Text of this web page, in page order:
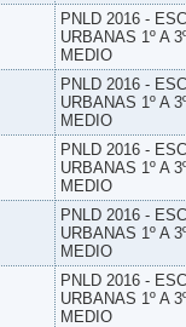
PNLD 2016 -
URBANAS 1º A
MEDIO
PNLD 2016 -
URBANAS 1º A
MEDIO
PNLD 2016 -
URBANAS 1º A
MEDIO
PNLD 2016 -
URBANAS 1º A
MEDIO
PNLD 2016 -
URBANAS 1º A
MEDIO